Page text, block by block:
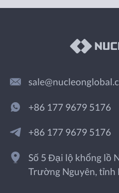
+86 177 9679 5176
+86 177 9679 5176
Số 5 Đại lộ khổng lồ
Trường Nguyên, tỉnh